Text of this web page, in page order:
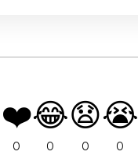
❤️
0
😂
0
😧
0
😭
0